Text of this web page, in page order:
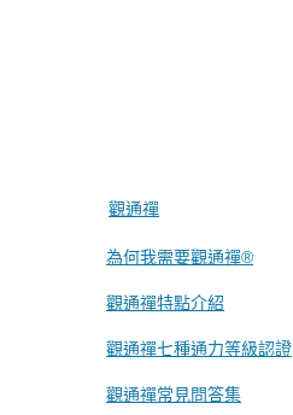
觀通禪
為何我需要觀通禪®
觀通禪特點介紹
觀通禪七種通力等級認證
觀通禪常見問答集